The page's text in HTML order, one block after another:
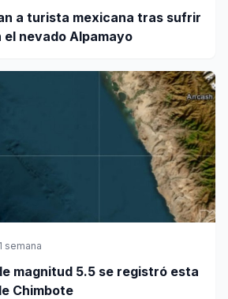
a turista mexicana tras sufrir
nevado Alpamayo
semana
magnitud 5.5 se registró esta
Chimbote